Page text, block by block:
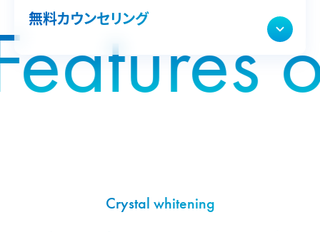
無料カウンセリング
Crystal whitening